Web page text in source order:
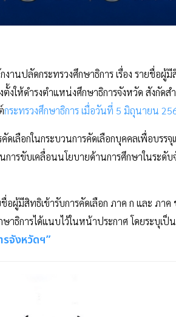
านปลัดกระทรวงศึกษาธิการ เรื่อง รายชื่อผู้มี
งให้ดำรงตำแหน่งศึกษาธิการจังหวัด สังกัด
กระทรวงศึกษาธิการ เมื่อวันที่ 5 มิถุนายน
เลือกในกระบวนการคัดเลือกบุคคลเพื่อบรรจุ
รขับเคลื่อนนโยบายด้านการศึกษาในระดับ
อผู้มีสิทธิเข้ารับการคัดเลือก ภาค ก และ ภา
าธิการได้แนบไว้ในหน้าประกาศ โดยระบุเป็
จังหวัดฯ”